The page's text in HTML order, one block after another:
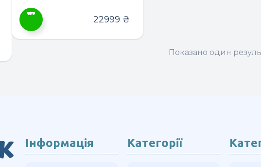
сторінці
товару
22999 ₴
Показано один
Інформація Категорії